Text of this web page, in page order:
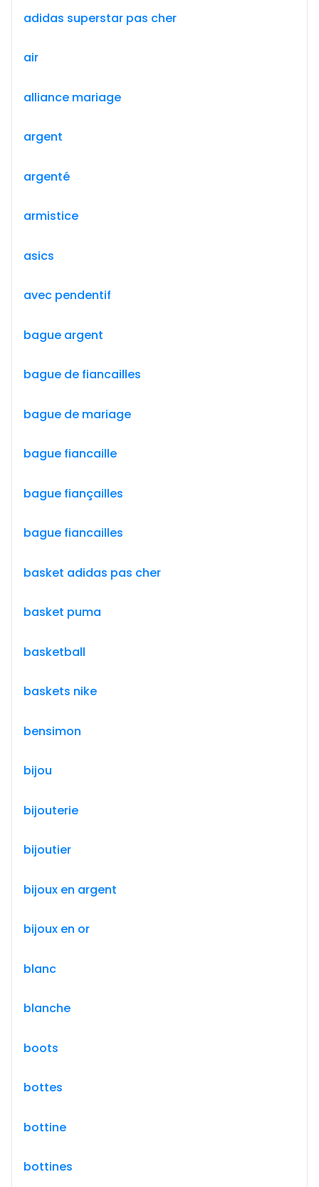
adidas superstar pas cher
air
alliance mariage
argent
argenté
armistice
asics
avec pendentif
bague argent
bague de fiancailles
bague de mariage
bague fiancaille
bague fiançailles
bague fiancailles
basket adidas pas cher
basket puma
basketball
baskets nike
bensimon
bijou
bijouterie
bijoutier
bijoux en argent
bijoux en or
blanc
blanche
boots
bottes
bottine
bottines